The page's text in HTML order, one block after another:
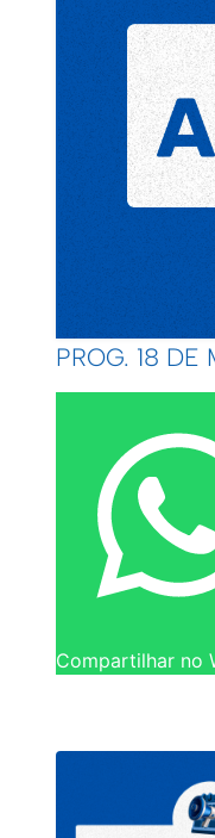
PROG. 18
Compartilhar no